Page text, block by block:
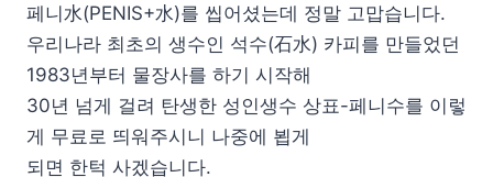
페니水(PENIS+水)를 씹어셨는데 정말 고맙습니다.
우리나라 최초의 생수인 석수(石水) 카피를 만들었던
1983년부터 물장사를 하기 시작해
30년 넘게 걸려 탄생한 성인생수 상표-페니수를 이렇
게 무료로 띄워주시니 나중에 뵙게
되면 한턱 사겠습니다.